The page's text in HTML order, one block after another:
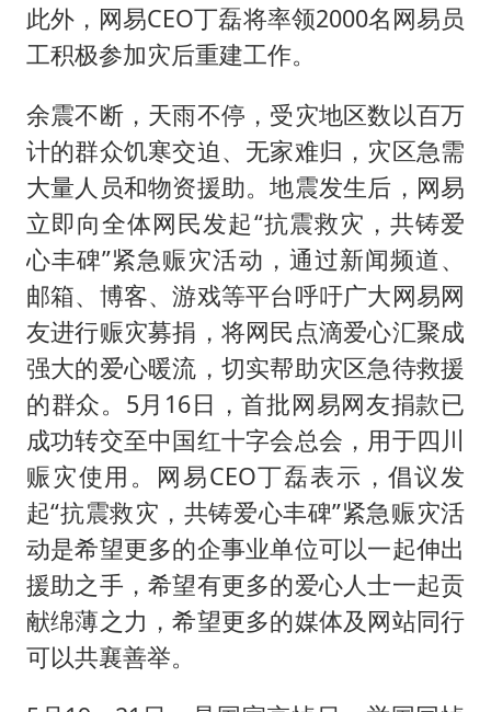
刘伟任延安市委常委、市纪委书记
习近平心系体育强国建设
此外，网易CEO丁磊将率领2000名网易员
工积极参加灾后重建工作。
余震不断，天雨不停，受灾地区数以百万
计的群众饥寒交迫、无家难归，灾区急需
大量人员和物资援助。地震发生后，网易
立即向全体网民发起“抗震救灾，共铸爱
心丰碑”紧急赈灾活动，通过新闻频道、
邮箱、博客、游戏等平台呼吁广大网易网
友进行赈灾募捐，将网民点滴爱心汇聚成
强大的爱心暖流，切实帮助灾区急待救援
的群众。5月16日，首批网易网友捐款已
成功转交至中国红十字会总会，用于四川
赈灾使用。网易CEO丁磊表示，倡议发
起“抗震救灾，共铸爱心丰碑”紧急赈灾活
动是希望更多的企事业单位可以一起伸出
援助之手，希望有更多的爱心人士一起贡
献绵薄之力，希望更多的媒体及网站同行
可以共襄善举。